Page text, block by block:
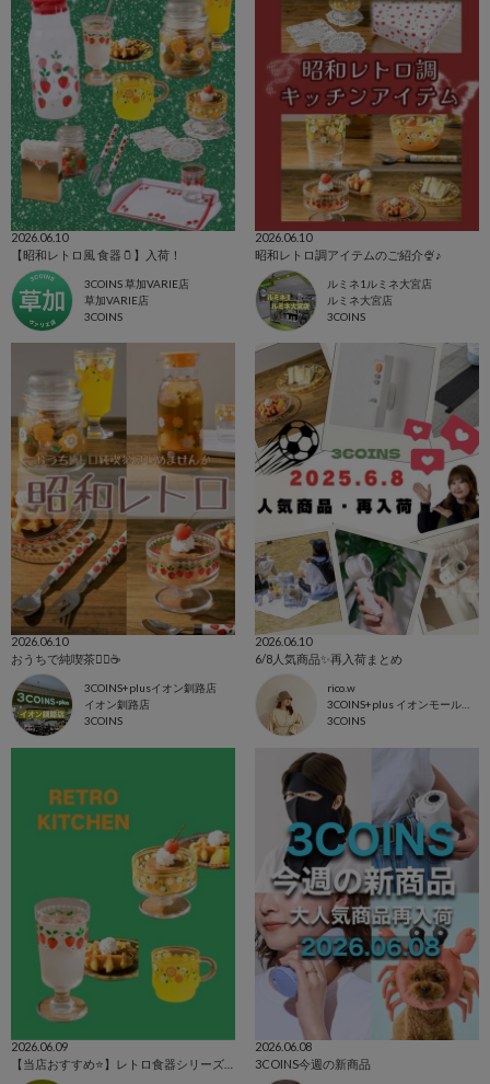
2026.06.10
【昭和レトロ風 食器🫙】入荷！
3COINS 草加VARIE店
草加VARIE店
3COINS
2026.06.10
昭和レトロ調アイテムのご紹介🍨♪
ルミネ1ルミネ大宮店
ルミネ大宮店
3COINS
2026.06.10
おうちで純喫茶💁‍♀️☕️
3COINS+plusイオン釧路店
イオン釧路店
3COINS
2026.06.10
6/8人気商品✨再入荷まとめ
rico.w
3COINS
2026.06.09
2026.06.08
3COINS今週の新商品